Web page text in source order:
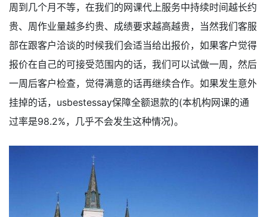
周到几个月不等，在我们的网课代上服务中持续时间越长约
贵、周作业量越多约贵、成绩要求越高越贵，当然我们客服
部在跟客户洽谈的时候我们会适当给出报价，如果客户觉得
报价在自己的可接受范围内的话，我们可以试做一周，然后
一周后客户检查，觉得满意的话再继续合作。如果发生意外
挂掉的话，usbestessay保障全额退款的(本机构网课的通
过率是98.2%，几乎不会发生这种情况)。